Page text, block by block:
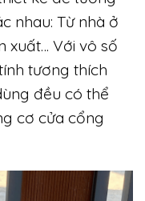
nhau: Từ nhà ở
xuất… Với vô số
tương thích
đều có thể
cơ cửa cổng